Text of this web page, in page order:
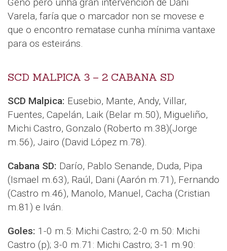
Varela, faría que o marcador non se movese e
que o encontro rematase cunha mínima vantaxe
para os esteiráns.
SCD MALPICA 3 – 2 CABANA SD
SCD Malpica: Eusebio, Mante, Andy, Villar,
Fuentes, Capelán, Laik (Belar m.50), Migueliño,
Michi Castro, Gonzalo (Roberto m.38)(Jorge
m.56), Jairo (David López m.78).
Cabana SD: Darío, Pablo Senande, Duda, Pipa
(Ismael m.63), Raúl, Dani (Aarón m.71), Fernando
(Castro m.46), Manolo, Manuel, Cacha (Cristian
m.81) e Iván.
Goles: 1-0 m.5: Michi Castro; 2-0 m.50: Michi
Castro (p); 3-0 m.71: Michi Castro; 3-1 m.90: